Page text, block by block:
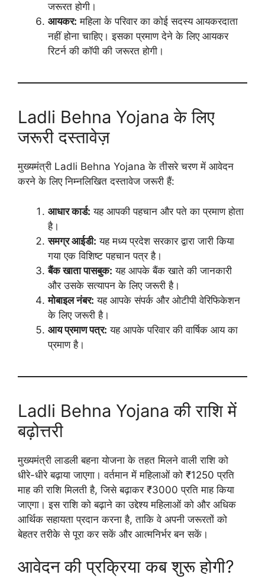
जरूरत होगी।
आयकर: महिला के परिवार का कोई सदस्य आयकरदाता
नहीं होना चाहिए। इसका प्रमाण देने के लिए आयकर
रिटर्न की कॉपी की जरूरत होगी।
Ladli Behna Yojana के लिए
जरूरी दस्तावेज़
मुख्यमंत्री Ladli Behna Yojana के तीसरे चरण में आवेदन
करने के लिए निम्नलिखित दस्तावेज जरूरी हैं:
आधार कार्ड: यह आपकी पहचान और पते का प्रमाण होता
है।
समग्र आईडी: यह मध्य प्रदेश सरकार द्वारा जारी किया
गया एक विशिष्ट पहचान पत्र है।
बैंक खाता पासबुक: यह आपके बैंक खाते की जानकारी
और उसके सत्यापन के लिए जरूरी है।
मोबाइल नंबर: यह आपके संपर्क और ओटीपी वेरिफिकेशन
के लिए जरूरी है।
आय प्रमाण पत्र: यह आपके परिवार की वार्षिक आय का
प्रमाण है।
Ladli Behna Yojana की राशि में
बढ़ोत्तरी
मुख्यमंत्री लाडली बहना योजना के तहत मिलने वाली राशि को
धीरे-धीरे बढ़ाया जाएगा। वर्तमान में महिलाओं को ₹1250 प्रति
माह की राशि मिलती है, जिसे बढ़ाकर ₹3000 प्रति माह किया
जाएगा। इस राशि को बढ़ाने का उद्देश्य महिलाओं को और अधिक
आर्थिक सहायता प्रदान करना है, ताकि वे अपनी जरूरतों को
बेहतर तरीके से पूरा कर सकें और आत्मनिर्भर बन सकें।
आवेदन की प्रक्रिया कब शुरू होगी?